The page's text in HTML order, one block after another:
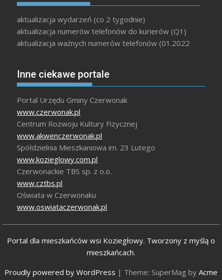
aktualizacja wydarzeń (co 2 tygodnie)
aktualizacja numerów telefonów do kurierów (Q1)
aktualizacja ważnych numerów telefonów (01.2022
Inne ciekawe portale
Portal Urzędu Gminy Czerwonak
www.czerwonak.pl
Centrum Rozwoju Kultury Fizycznej
www.akwenczerwonak.pl
Spółdzielnia Mieszkaniowa im. 23 Lutego
www.kozieglowy.com.pl
Czerwonackie TBS sp. z o.o.
www.cztbs.pl
Oświata w Czerwonaku
www.oswiataczerwonak.pl
Portal dla mieszkańców wsi Koziegłowy. Tworzony z myślą o
mieszkańcach.
Proudly powered by WordPress | Theme: SuperMag by Acme